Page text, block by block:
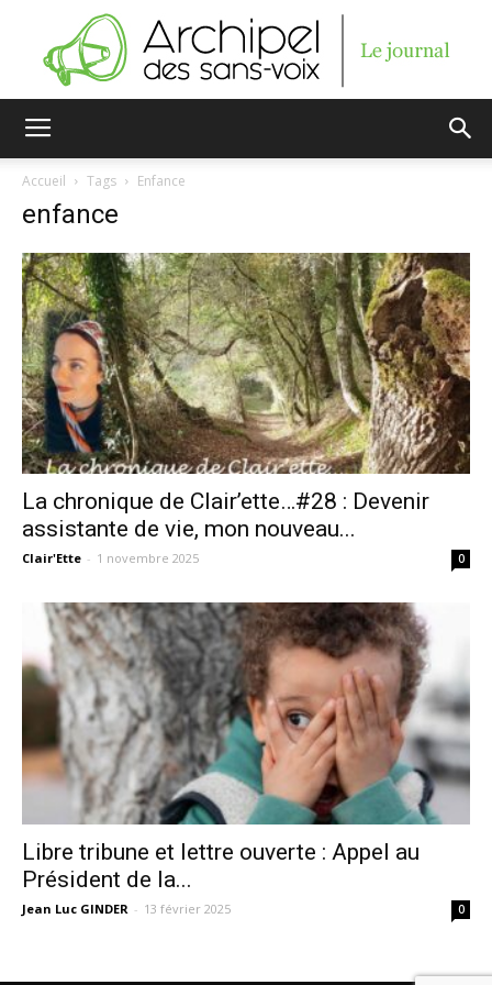
sans-
voix
Accueil Tags Enfance
enfance
La chronique de Clair’ette…#28 : Devenir
assistante de vie, mon nouveau...
Clair'Ette - 1 novembre 2025 0
Libre tribune et lettre ouverte : Appel au
Président de la...
Jean Luc GINDER - 13 février 2025 0